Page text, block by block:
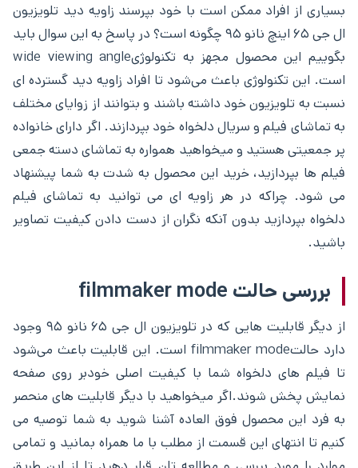
بسیاری از افراد ممکن است با خود بپرسند زاویه دید تلویزیون
ال جی ۶۵ اینچ نانو ۹۵ چگونه است؟ در پاسخ به این سوال باید
بگوییم این محصول مجهز به تکنولوژیwide viewing angle
است. این تکنولوژی باعث می‌شود تا افراد زاویه دید گسترده ای
نسبت به تلویزیون خود داشته باشند و بتوانند از زوایای مختلف
به تماشای فیلم و سریال دلخواه خود بپردازند. اگر دارای خانواده
پر جمعیتی هستید و میخواهید همواره به تماشای دسته جمعی
فیلم ها بپردازید، خرید این محصول به شدت به شما پیشنهاد
می شود. چراکه در هر زاویه ای می توانید به تماشای فیلم
دلخواه بپردازید بدون آنکه نگران از دست دادن کیفیت تصاویر
باشید.
بررسی حالت filmmaker mode
از دیگر قابلیت هایی که در تلویزیون ال جی ۶۵ نانو ۹۵ وجود
دارد حالتfilmmaker mode است. این قابلیت باعث می‌شود
تا فیلم های دلخواه شما با کیفیت اصلی خودبر روی صفحه
نمایش پخش شوند.اگر میخواهید با دیگر قابلیت های منحصر
به فرد این محصول فوق العاده آشنا شوید به شما توصیه می
کنیم تا انتهای این قسمت از مطلب با ما همراه بمانید و تمامی